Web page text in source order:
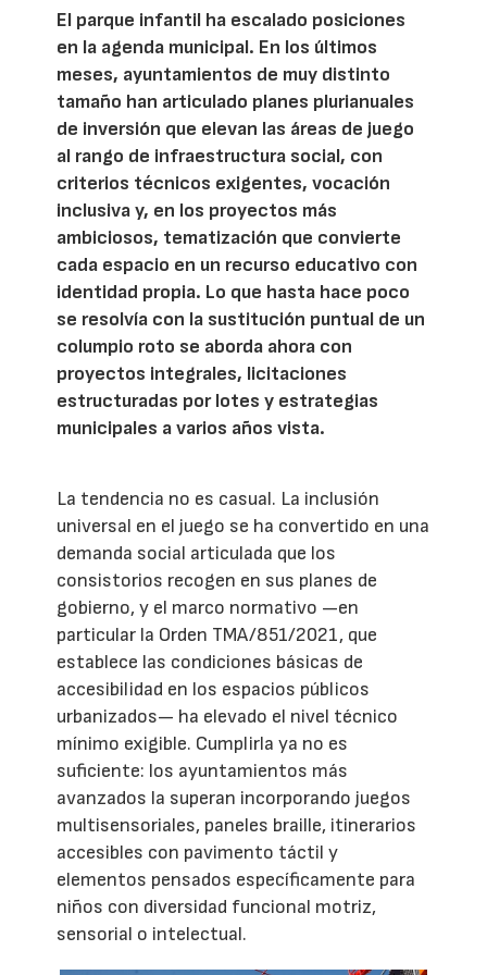
El parque infantil ha escalado posiciones
en la agenda municipal. En los últimos
meses, ayuntamientos de muy distinto
tamaño han articulado planes plurianuales
de inversión que elevan las áreas de juego
al rango de infraestructura social, con
criterios técnicos exigentes, vocación
inclusiva y, en los proyectos más
ambiciosos, tematización que convierte
cada espacio en un recurso educativo con
identidad propia. Lo que hasta hace poco
se resolvía con la sustitución puntual de un
columpio roto se aborda ahora con
proyectos integrales, licitaciones
estructuradas por lotes y estrategias
municipales a varios años vista.
La tendencia no es casual. La inclusión
universal en el juego se ha convertido en una
demanda social articulada que los
consistorios recogen en sus planes de
gobierno, y el marco normativo —en
particular la Orden TMA/851/2021, que
establece las condiciones básicas de
accesibilidad en los espacios públicos
urbanizados— ha elevado el nivel técnico
mínimo exigible. Cumplirla ya no es
suficiente: los ayuntamientos más
avanzados la superan incorporando juegos
multisensoriales, paneles braille, itinerarios
accesibles con pavimento táctil y
elementos pensados específicamente para
niños con diversidad funcional motriz,
sensorial o intelectual.